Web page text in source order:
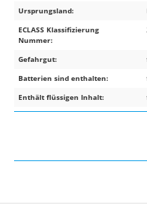
Ursprungsland:
ECLASS Klassifizierung
Nummer:
Gefahrgut:
Batterien sind enthalten:
Enthält flüssigen Inhalt: